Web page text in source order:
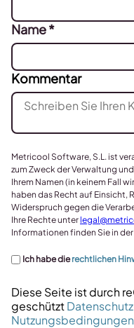
Name*
Kommentar
Metricool Software, S.L. ist
zum Zweck der Verwaltung
Ihrem Namen (in keinem Fall
haben das Recht auf Einsicht,
Widerspruch gegen die
Ihre Rechte unter
Informationen finden Sie in der
Ich habe dierechtlichen
Diese Seite ist durch
geschützt
Nutzungsbedingungen